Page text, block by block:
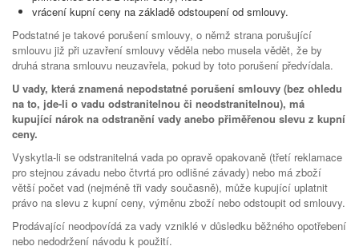
vrácení kupní ceny na základě odstoupení od smlouvy.
Podstatné je takové porušení smlouvy, o němž strana porušující
smlouvu již při uzavření smlouvy věděla nebo musela vědět, že by
druhá strana smlouvu neuzavřela, pokud by toto porušení předvídala.
U vady, která znamená nepodstatné porušení smlouvy (bez ohledu
na to, jde-li o vadu odstranitelnou či neodstranitelnou), má
kupující nárok na odstranění vady anebo přiměřenou slevu z kupní
ceny.
Vyskytla-li se odstranitelná vada po opravě opakovaně (třetí reklamace
pro stejnou závadu nebo čtvrtá pro odlišné závady) nebo má zboží
větší počet vad (nejméně tři vady současně), může kupující uplatnit
právo na slevu z kupní ceny, výměnu zboží nebo odstoupit od smlouvy.
Prodávající neodpovídá za vady vzniklé v důsledku běžného opotřebení
nebo nedodržení návodu k použití.